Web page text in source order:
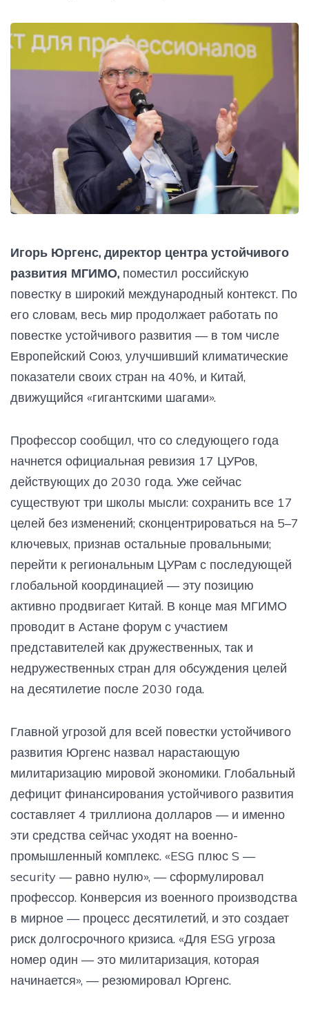
Игорь Юргенс, директор центра устойчивого
развития МГИМО, поместил российскую
повестку в широкий международный контекст. По
его словам, весь мир продолжает работать по
повестке устойчивого развития — в том числе
Европейский Союз, улучшивший климатические
показатели своих стран на 40%, и Китай,
движущийся «гигантскими шагами».
Профессор сообщил, что со следующего года
начнется официальная ревизия 17 ЦУРов,
действующих до 2030 года. Уже сейчас
существуют три школы мысли: сохранить все 17
целей без изменений; сконцентрироваться на 5–7
ключевых, признав остальные провальными;
перейти к региональным ЦУРам с последующей
глобальной координацией — эту позицию
активно продвигает Китай. В конце мая МГИМО
проводит в Астане форум с участием
представителей как дружественных, так и
недружественных стран для обсуждения целей
на десятилетие после 2030 года.
Главной угрозой для всей повестки устойчивого
развития Юргенс назвал нарастающую
милитаризацию мировой экономики. Глобальный
дефицит финансирования устойчивого развития
составляет 4 триллиона долларов — и именно
эти средства сейчас уходят на военно-
промышленный комплекс. «ESG плюс S —
security — равно нулю», — сформулировал
профессор. Конверсия из военного производства
в мирное — процесс десятилетий, и это создает
риск долгосрочного кризиса. «Для ESG угроза
номер один — это милитаризация, которая
начинается», — резюмировал Юргенс.